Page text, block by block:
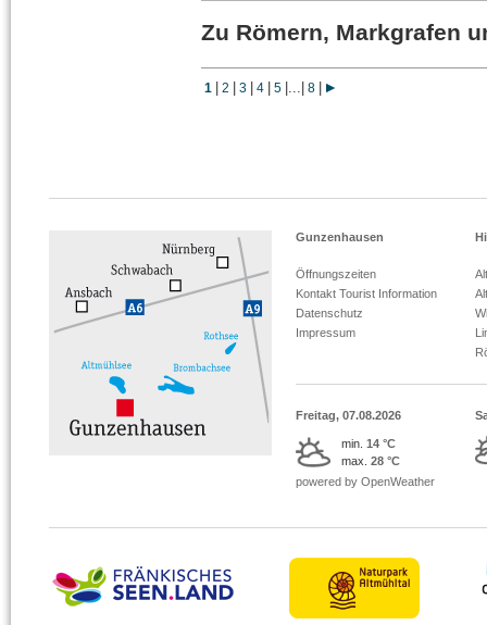
Zu Römern, Markgrafen
1 2 3 4 5 ... 8
Gunzenhausen
Öffnungszeiten
Kontakt Tourist Information
Datenschutz
Impressum
Freitag, 07.08.2026
min. 14 °C
max. 28 °C
powered by OpenWeather